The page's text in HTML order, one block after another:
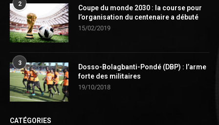
2
Coupe du monde 2030 : la course pour
l’organisation du centenaire a débuté
15/02/2019
3
Dosso-Bolagbanti-Pondé (DBP) : l’arme
forte des militaires
19/10/2018
CATÉGORIES